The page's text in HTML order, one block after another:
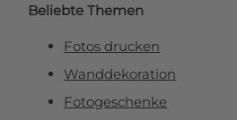
Beliebte Themen
Fotos drucken
Wanddekoration
Fotogeschenke